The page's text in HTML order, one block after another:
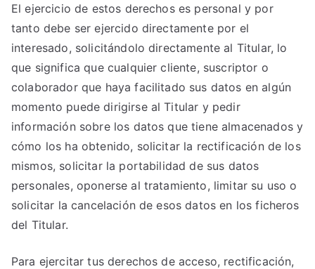
El ejercicio de estos derechos es personal y por
tanto debe ser ejercido directamente por el
interesado, solicitándolo directamente al Titular, lo
que significa que cualquier cliente, suscriptor o
colaborador que haya facilitado sus datos en algún
momento puede dirigirse al Titular y pedir
información sobre los datos que tiene almacenados y
cómo los ha obtenido, solicitar la rectificación de los
mismos, solicitar la portabilidad de sus datos
personales, oponerse al tratamiento, limitar su uso o
solicitar la cancelación de esos datos en los ficheros
del Titular.
Para ejercitar tus derechos de acceso, rectificación,